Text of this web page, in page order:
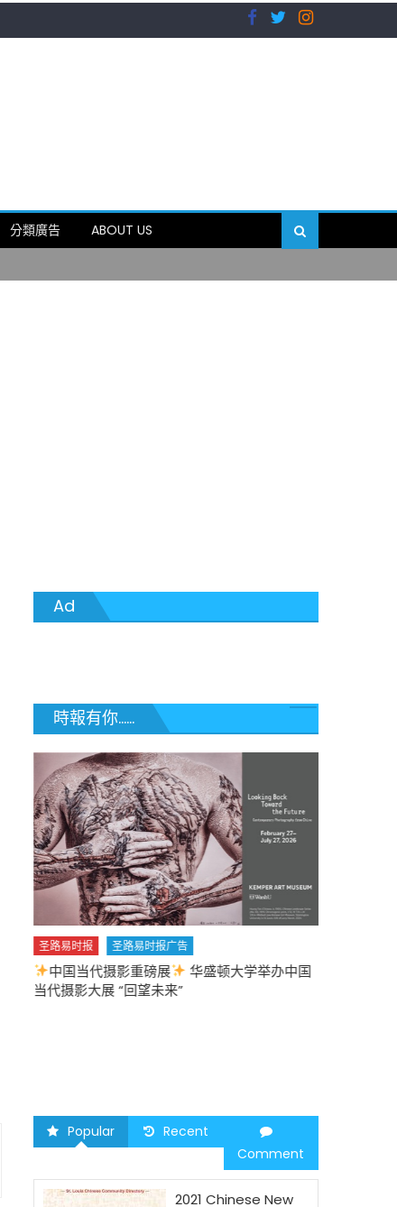
分類廣告
ABOUT US
Ad
時報有你......
圣路易时报 圣路易时报广告
中国当代摄影重磅展
华盛顿大学举办中国
当代摄影大展 “回望未来”
Popular
Recent
Comment
2021 Chinese New